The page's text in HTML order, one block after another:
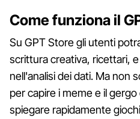
Come funziona il
Su GPT Store gli utenti
scrittura creativa, ricettari,
nell'analisi dei dati. Ma non
per capire i meme e il
spiegare rapidamente